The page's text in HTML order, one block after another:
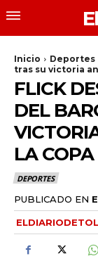
Inicio Deportes
tras su victoria
FLICK
DEL
LA
DEPORTES
PUBLICADO EN